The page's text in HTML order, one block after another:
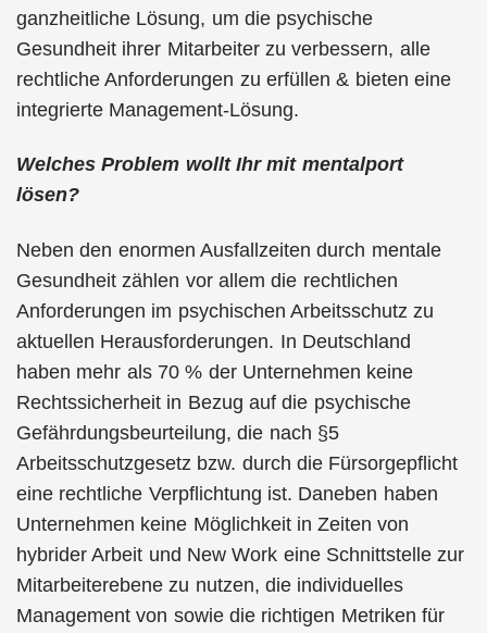
ganzheitliche Lösung, um die psychische
Gesundheit ihrer Mitarbeiter zu verbessern, alle
rechtliche Anforderungen zu erfüllen & bieten eine
integrierte Management-Lösung.
Welches Problem wollt Ihr mit mentalport
lösen?
Neben den enormen Ausfallzeiten durch mentale
Gesundheit zählen vor allem die rechtlichen
Anforderungen im psychischen Arbeitsschutz zu
aktuellen Herausforderungen. In Deutschland
haben mehr als 70 % der Unternehmen keine
Rechtssicherheit in Bezug auf die psychische
Gefährdungsbeurteilung, die nach §5
Arbeitsschutzgesetz bzw. durch die Fürsorgepflicht
eine rechtliche Verpflichtung ist. Daneben haben
Unternehmen keine Möglichkeit in Zeiten von
hybrider Arbeit und New Work eine Schnittstelle zur
Mitarbeiterebene zu nutzen, die individuelles
Management von sowie die richtigen Metriken für